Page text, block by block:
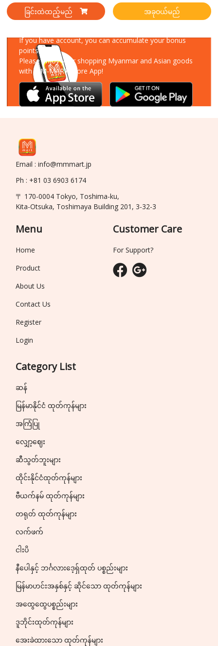
ခြင်းထဲထည့်မည် အခုဝယ်မည်
If you have account, you can accumulate your bonus
points!
Please enjoy your shopping Myanmar and Asian goods
with MM-MART Store App!
Email : info@mmmart.jp
Ph : +81 03 6903 6174
〒 170-0004 Tokyo, Toshima-ku,
Kita-Otsuka, Toshimaya Building 201, 3-32-3
Menu
Home
Product
About Us
Contact Us
Register
Login
Category List
ဆန်
မြန်မာနိုင်ငံ ထုတ်ကုန်များ
အကြံပြု
လျှော့ဈေး
ဆီသွတ်ဘူးများ
ထိုင်းနိုင်ငံထုတ်ကုန်များ
ဗီယက်နမ် ထုတ်ကုန်များ
တရုတ် ထုတ်ကုန်များ
လက်ဖက်
ငါးပိ
နီပေါနှင့် ဘင်္ဂလားဒေ့ရှ်ထုတ် ပစ္စည်းများ
မြန်မာဟင်းအနှစ်နှင့် ဆိုင်သော ထုတ်ကုန်များ
အထွေထွေပစ္စည်းများ
ဒူဘိုင်းထုတ်ကုန်များ
အေးခဲထားသော ထုတ်ကုန်များ
Customer Care
For Support?